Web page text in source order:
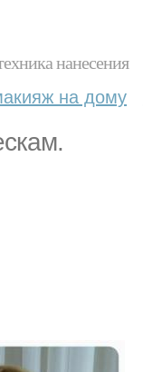
нанесения
на дому